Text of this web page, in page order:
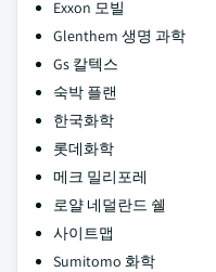
Exxon 모빌
Glenthem 생명 과학
Gs 칼텍스
숙박 플랜
한국화학
롯데화학
메크 밀리포레
로얄 네덜란드 쉘
사이트맵
Sumitomo 화학